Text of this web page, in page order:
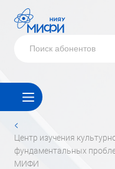
<
центр изучения культурного наследия института
фундаментальных
МИФИ